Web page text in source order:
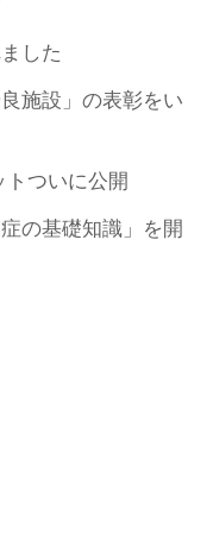
した
施設」の表彰をい
ついに公開
の基礎知識」を開